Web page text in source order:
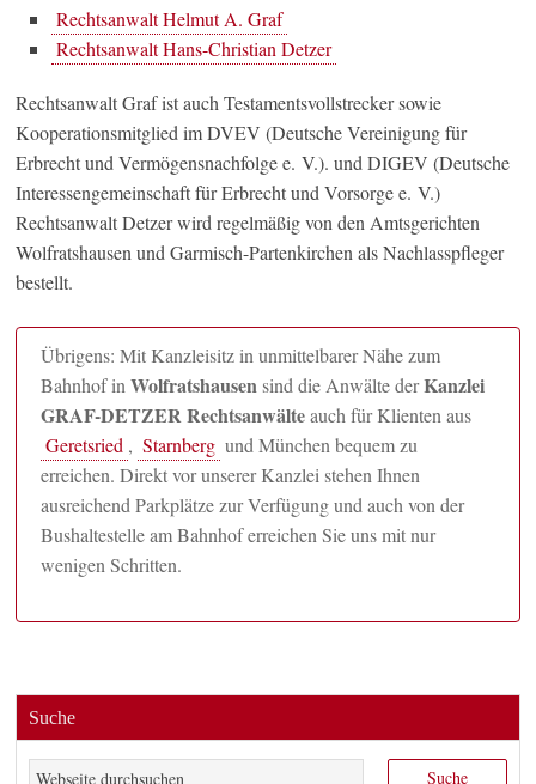
Rechtsanwalt Helmut A. Graf
Rechtsanwalt Hans-Christian Detzer
Rechtsanwalt Graf ist auch Testamentsvollstrecker sowie
Kooperationsmitglied im DVEV (Deutsche Vereinigung für
Erbrecht und Vermögensnachfolge e. V.). und DIGEV (Deutsche
Interessengemeinschaft für Erbrecht und Vorsorge e. V.)
Rechtsanwalt Detzer wird regelmäßig von den Amtsgerichten
Wolfratshausen und Garmisch-Partenkirchen als Nachlasspfleger
bestellt.
Übrigens: Mit Kanzleisitz in unmittelbarer Nähe zum
Bahnhof inWolfratshausensind die Anwälte derKanzlei
GRAF-DETZER Rechtsanwälteauch für Klienten aus
Geretsried , Starnberg und München bequem zu
erreichen. Direkt vor unserer Kanzlei stehen Ihnen
ausreichend Parkplätze zur Verfügung und auch von der
Bushaltestelle am Bahnhof erreichen Sie uns mit nur
wenigen Schritten.
Suche